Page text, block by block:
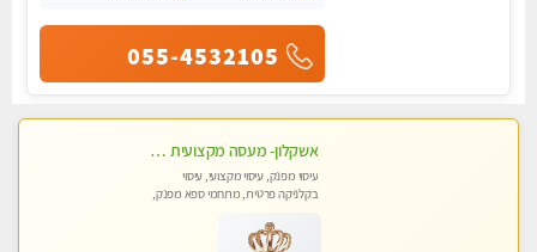
055-4532105
אשקלון- מעסה מקצועית חדשה ואיכותית לעיסוי מרגיע ומפנק VIP-מומלץ לחלוטין! פרטי! ​​​​​​ Highly recommended
עיסוי מפנק, עיסוי מקצועי, עיסוי
בקלניקה פרטית, מתחמי ספא מפנק,